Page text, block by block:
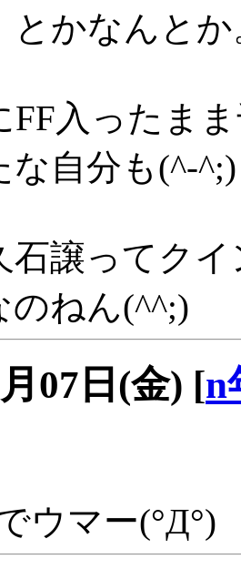
とかなんとか
FF入ったま
な自分も(^-^;)
石譲ってク
のねん(^^;)
07日(金) [n
ウマー(°Д°)